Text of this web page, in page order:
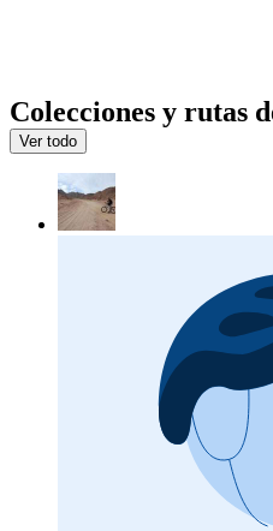
Colecciones y rutas
Ver todo